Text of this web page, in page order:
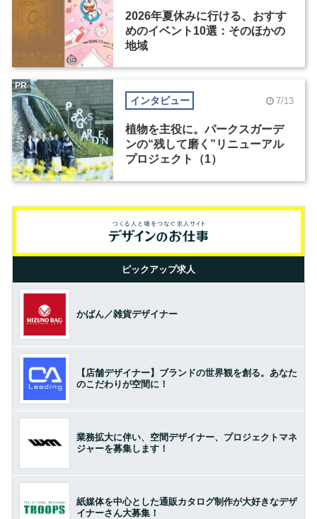
2026年夏休みに行ける、おすす
めのイベント10選：そのほかの
地域
インタビュー 7/13
植物を主役に。パークスガーデ
ンの“残して磨く”リニューアル
プロジェクト（1）
PR
ピックアップ求人
かばん／雑貨デザイナー
【店舗デザイナー】ブランドの世界観を創る。あなた
のこだわりが空間に！
業務拡大に伴い、空間デザイナー、プロジェクトマネ
ジャーを募集します！
紙媒体を中心とした通販カタログ制作が大好きなデザ
イナーさん大募集！